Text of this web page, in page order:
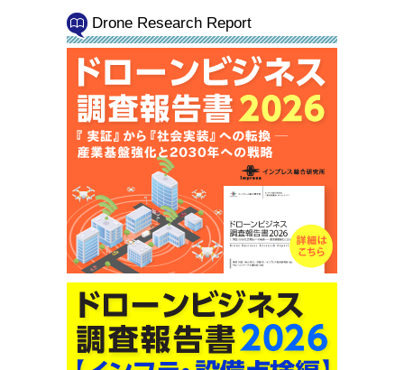
Drone Research Report